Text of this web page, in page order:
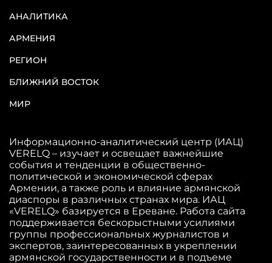
АНАЛИТИКА
АРМЕНИЯ
РЕГИОН
БЛИЖНИЙ ВОСТОК
МИР
Информационно-аналитический центр (ИАЦ)
VERELQ – изучает и освещает важнейшие
события и тенденции в общественно-
политической и экономической сферах
Армении, а также роль и влияние армянской
диаспоры в различных странах мира. ИАЦ
«VERELQ» базируется в Ереване. Работа сайта
поддерживается бескорыстными усилиями
группы профессиональных журналистов и
экспертов, заинтересованных в укреплении
армянской государственности и в подъеме